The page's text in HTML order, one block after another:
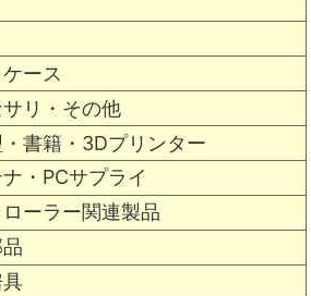
ース
リ・その他
書籍・3Dプリンター
・PCサプライ
ーラー関連製品